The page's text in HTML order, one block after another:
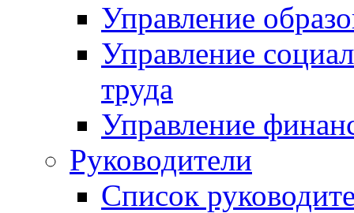
Управление
Управление
труда
Управление
Руководители
Список